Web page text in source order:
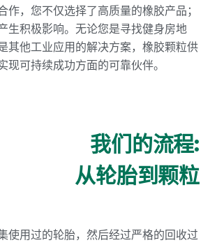
作，您不仅选择了高质量的橡胶产品；
生积极影响。无论您是寻找健身房地
其他工业应用的解决方案，橡胶颗粒供
现可持续成功方面的可靠伙伴。
我们的流程:
从轮胎到颗粒
使用过的轮胎，然后经过严格的回收过